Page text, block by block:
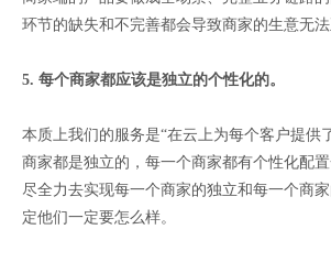
环节的缺失和不完善都会导致商家的生意无法
5. 每个商家都应该是独立的个性化的。
本质上我们的服务是“在云上为每个客户提供
商家都是独立的，每一个商家都有个性化配
尽全力去实现每一个商家的独立和每一个商
定他们一定要怎么样。